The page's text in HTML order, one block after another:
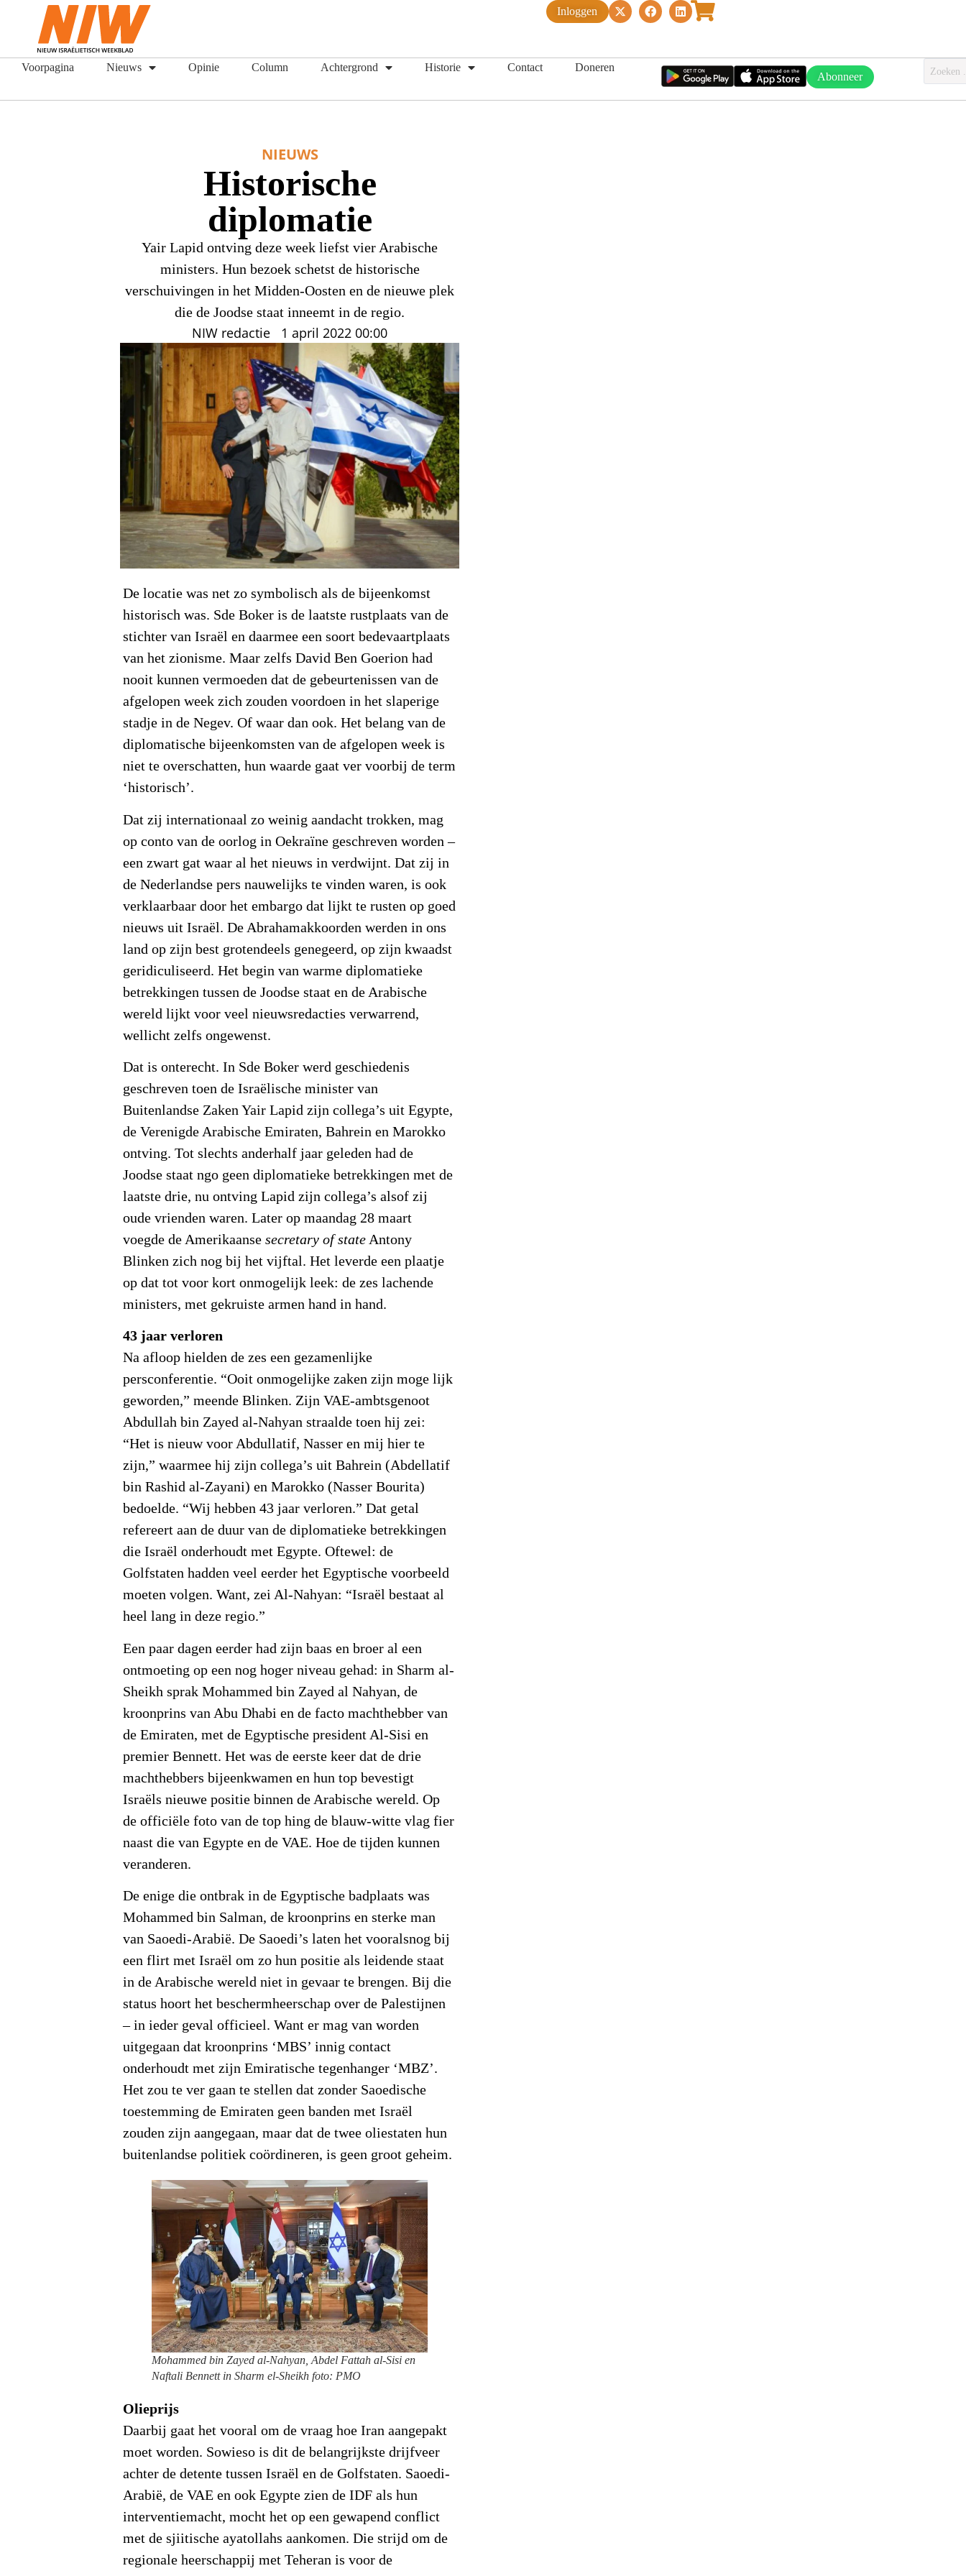
Inloggen
Voorpagina Nieuws Opinie Column Achtergrond Historie Contact Doneren
Abonneer
NIEUWS
Historische
diplomatie
Yair Lapid ontving deze week liefst vier Arabische
ministers. Hun bezoek schetst de historische
verschuivingen in het Midden-Oosten en de nieuwe plek
die de Joodse staat inneemt in de regio.
NIW redactie 1 april 2022 00:00
De locatie was net zo symbolisch als de bijeenkomst
historisch was. Sde Boker is de laatste rustplaats van de
stichter van Israël en daarmee een soort bedevaartplaats
van het zionisme. Maar zelfs David Ben Goerion had
nooit kunnen vermoeden dat de gebeurtenissen van de
afgelopen week zich zouden voordoen in het slaperige
stadje in de Negev. Of waar dan ook. Het belang van de
diplomatische bijeenkomsten van de afgelopen week is
niet te overschatten, hun waarde gaat ver voorbij de term
‘historisch’.
Dat zij internationaal zo weinig aandacht trokken, mag
op conto van de oorlog in Oekraïne geschreven worden –
een zwart gat waar al het nieuws in verdwijnt. Dat zij in
de Nederlandse pers nauwelijks te vinden waren, is ook
verklaarbaar door het embargo dat lijkt te rusten op goed
nieuws uit Israël. De Abrahamakkoorden werden in ons
land op zijn best grotendeels genegeerd, op zijn kwaadst
geridiculiseerd. Het begin van warme diplomatieke
betrekkingen tussen de Joodse staat en de Arabische
wereld lijkt voor veel nieuwsredacties verwarrend,
wellicht zelfs ongewenst.
Dat is onterecht. In Sde Boker werd geschiedenis
geschreven toen de Israëlische minister van
Buitenlandse Zaken Yair Lapid zijn collega’s uit Egypte,
de Verenigde Arabische Emiraten, Bahrein en Marokko
ontving. Tot slechts anderhalf jaar geleden had de
Joodse staat ngo geen diplomatieke betrekkingen met de
laatste drie, nu ontving Lapid zijn collega’s alsof zij
oude vrienden waren. Later op maandag 28 maart
voegde de Amerikaansesecretary of stateAntony
Blinken zich nog bij het vijftal. Het leverde een plaatje
op dat tot voor kort onmogelijk leek: de zes lachende
ministers, met gekruiste armen hand in hand.
43 jaar verloren
Na afloop hielden de zes een gezamenlijke
persconferentie. “Ooit onmogelijke zaken zijn moge lijk
geworden,” meende Blinken. Zijn VAE-ambtsgenoot
Abdullah bin Zayed al-Nahyan straalde toen hij zei:
“Het is nieuw voor Abdullatif, Nasser en mij hier te
zijn,” waarmee hij zijn collega’s uit Bahrein (Abdellatif
bin Rashid al-Zayani) en Marokko (Nasser Bourita)
bedoelde. “Wij hebben 43 jaar verloren.” Dat getal
refereert aan de duur van de diplomatieke betrekkingen
die Israël onderhoudt met Egypte. Oftewel: de
Golfstaten hadden veel eerder het Egyptische voorbeeld
moeten volgen. Want, zei Al-Nahyan: “Israël bestaat al
heel lang in deze regio.”
Een paar dagen eerder had zijn baas en broer al een
ontmoeting op een nog hoger niveau gehad: in Sharm al-
Sheikh sprak Mohammed bin Zayed al Nahyan, de
kroonprins van Abu Dhabi en de facto machthebber van
de Emiraten, met de Egyptische president Al-Sisi en
premier Bennett. Het was de eerste keer dat de drie
machthebbers bijeenkwamen en hun top bevestigt
Israëls nieuwe positie binnen de Arabische wereld. Op
de officiële foto van de top hing de blauw-witte vlag fier
naast die van Egypte en de VAE. Hoe de tijden kunnen
veranderen.
De enige die ontbrak in de Egyptische badplaats was
Mohammed bin Salman, de kroonprins en sterke man
van Saoedi-Arabië. De Saoedi’s laten het vooralsnog bij
een flirt met Israël om zo hun positie als leidende staat
in de Arabische wereld niet in gevaar te brengen. Bij die
status hoort het beschermheerschap over de Palestijnen
– in ieder geval officieel. Want er mag van worden
uitgegaan dat kroonprins ‘MBS’ innig contact
onderhoudt met zijn Emiratische tegenhanger ‘MBZ’.
Het zou te ver gaan te stellen dat zonder Saoedische
toestemming de Emiraten geen banden met Israël
zouden zijn aangegaan, maar dat de twee oliestaten hun
buitenlandse politiek coördineren, is geen groot geheim.
Mohammed bin Zayed al-Nahyan, Abdel Fattah al-Sisi en
Naftali Bennett in Sharm el-Sheikh foto: PMO
Olieprijs
Daarbij gaat het vooral om de vraag hoe Iran aangepakt
moet worden. Sowieso is dit de belangrijkste drijfveer
achter de detente tussen Israël en de Golfstaten. Saoedi-
Arabië, de VAE en ook Egypte zien de IDF als hun
interventiemacht, mocht het op een gewapend conflict
met de sjiitische ayatollahs aankomen. Die strijd om de
regionale heerschappij met Teheran is voor de